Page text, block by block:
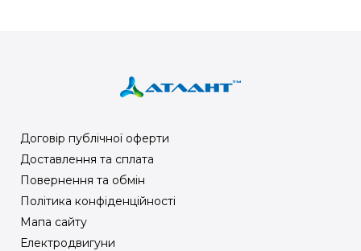
Договір публічної оферти
Доставлення та сплата
Повернення та обмін
Політика конфіденційності
Мапа сайту
Електродвигуни